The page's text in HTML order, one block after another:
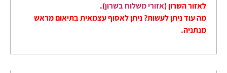
לאזור השרון (אזורי משלוח בשרון).
מה עוד ניתן לעשות? ניתן לאסוף עצמאית בתיאום מראש
מנתניה.